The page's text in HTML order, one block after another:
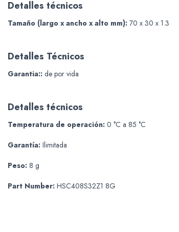
Detalles técnicos
Tamaño (largo x ancho x alto mm): 70 x 30 x 1.3
Detalles Técnicos
Garantia:: de por vida
Detalles técnicos
Temperatura de operación: 0 °C a 85 °C
Garantía: Ilimitada
Peso: 8 g
Part Number: HSC408S32Z1 8G